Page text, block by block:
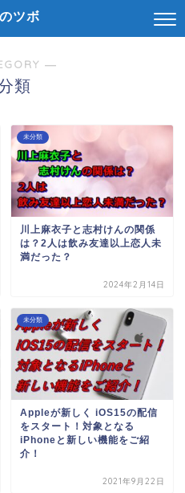
ツボ
―
類
未分類
川上麻衣子と志村けんの関係
は？2人は飲み友達以上恋人未
満だった？
2024年2月14日
未分類
Appleが新しく iOS15の配信
をスタート！対象となる
iPhoneと新しい機能をご紹
介！
2021年9月22日